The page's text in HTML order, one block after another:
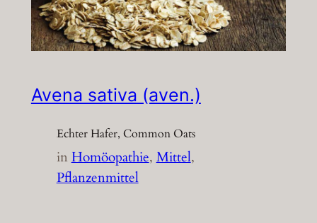
Avena sativa (aven.)
Echter Hafer, Common Oats
inHomöopathie, Mittel
Pflanzenmittel